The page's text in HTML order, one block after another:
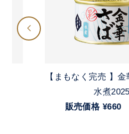
【まもなく完売 】
水煮2025
販売価格 ¥660